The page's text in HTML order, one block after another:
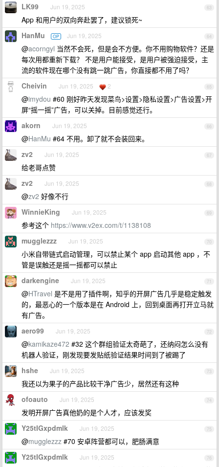
63
LK99 Jun 19, 2025
App 和用户的双向奔赴罢了，建议锁死~
64
HanMu OP Jun 19, 2025
@acorngyl 当然不会死，但是会不方便。你不用购物软件？还是
每次用都重新下载？ 不是用户能接受，是用户被强迫接受，主
流的软件现在哪个没有跳一跳广告，你直接都不用了吗？
65
Cheivin Jun 19, 2025 2
@imydou #60 刚好昨天发现菜鸟>设置>隐私设置>广告设置>开
屏“摇一摇”广告，可以关掉。目前感觉还行。
66
akorn Jun 19, 2025
@HanMu #64 不用。卸了就不会装回来。
67
zv2 Jun 19, 2025
给老哥点赞
68
zv2 Jun 19, 2025
@zv2 好像不行
69
WinnieKing Jun 19, 2025
参考这个 https://www.v2ex.com/t/1138108
70
mugglezzz Jun 19, 2025
小米自带链式启动管理，可以禁止某个 app 启动其他 app ，不
管是误触还是摇一摇都可以禁止
71
darkengine Jun 19, 2025
@HTravel 是不是用了插件啊，知乎的开屏广告几乎是稳定触发
的，最恶心的一个版本是在 Android 上，回到桌面再打开立马就
有广告。
72
aero99 Jun 19, 2025
@kamikaze472 #32 这个群组验证太奇葩了，还纳闷怎么没有
机器人验证，刚发现要发贴纸验证结果时间到了被踢了
73
hshe Jun 19, 2025
我还以为果子的产品比较干净广告少，居然还有这种
74
ofoauto Jun 19, 2025
发明开屏广告真他奶的是个人才，应该发奖
75
Y25tIGxpdmlk Jun 19, 2025
@mugglezzz #70 安卓阵营都可以，肥肠满意
76
Y25tIGxpdmlk Jun 19, 2025